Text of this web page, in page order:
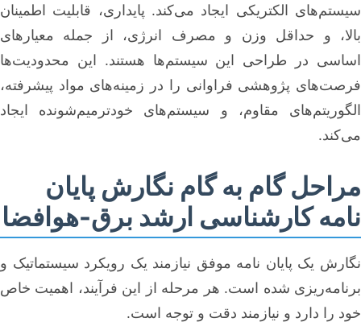
سیستم‌های الکتریکی ایجاد می‌کند. پایداری، قابلیت اطمینان
بالا، و حداقل وزن و مصرف انرژی، از جمله معیارهای
اساسی در طراحی این سیستم‌ها هستند. این محدودیت‌ها
فرصت‌های پژوهشی فراوانی را در زمینه‌های مواد پیشرفته،
الگوریتم‌های مقاوم، و سیستم‌های خودترمیم‌شونده ایجاد
می‌کند.
مراحل گام به گام نگارش پایان
نامه کارشناسی ارشد برق-هوافضا
نگارش یک پایان نامه موفق نیازمند یک رویکرد سیستماتیک و
برنامه‌ریزی شده است. هر مرحله از این فرآیند، اهمیت خاص
خود را دارد و نیازمند دقت و توجه است.